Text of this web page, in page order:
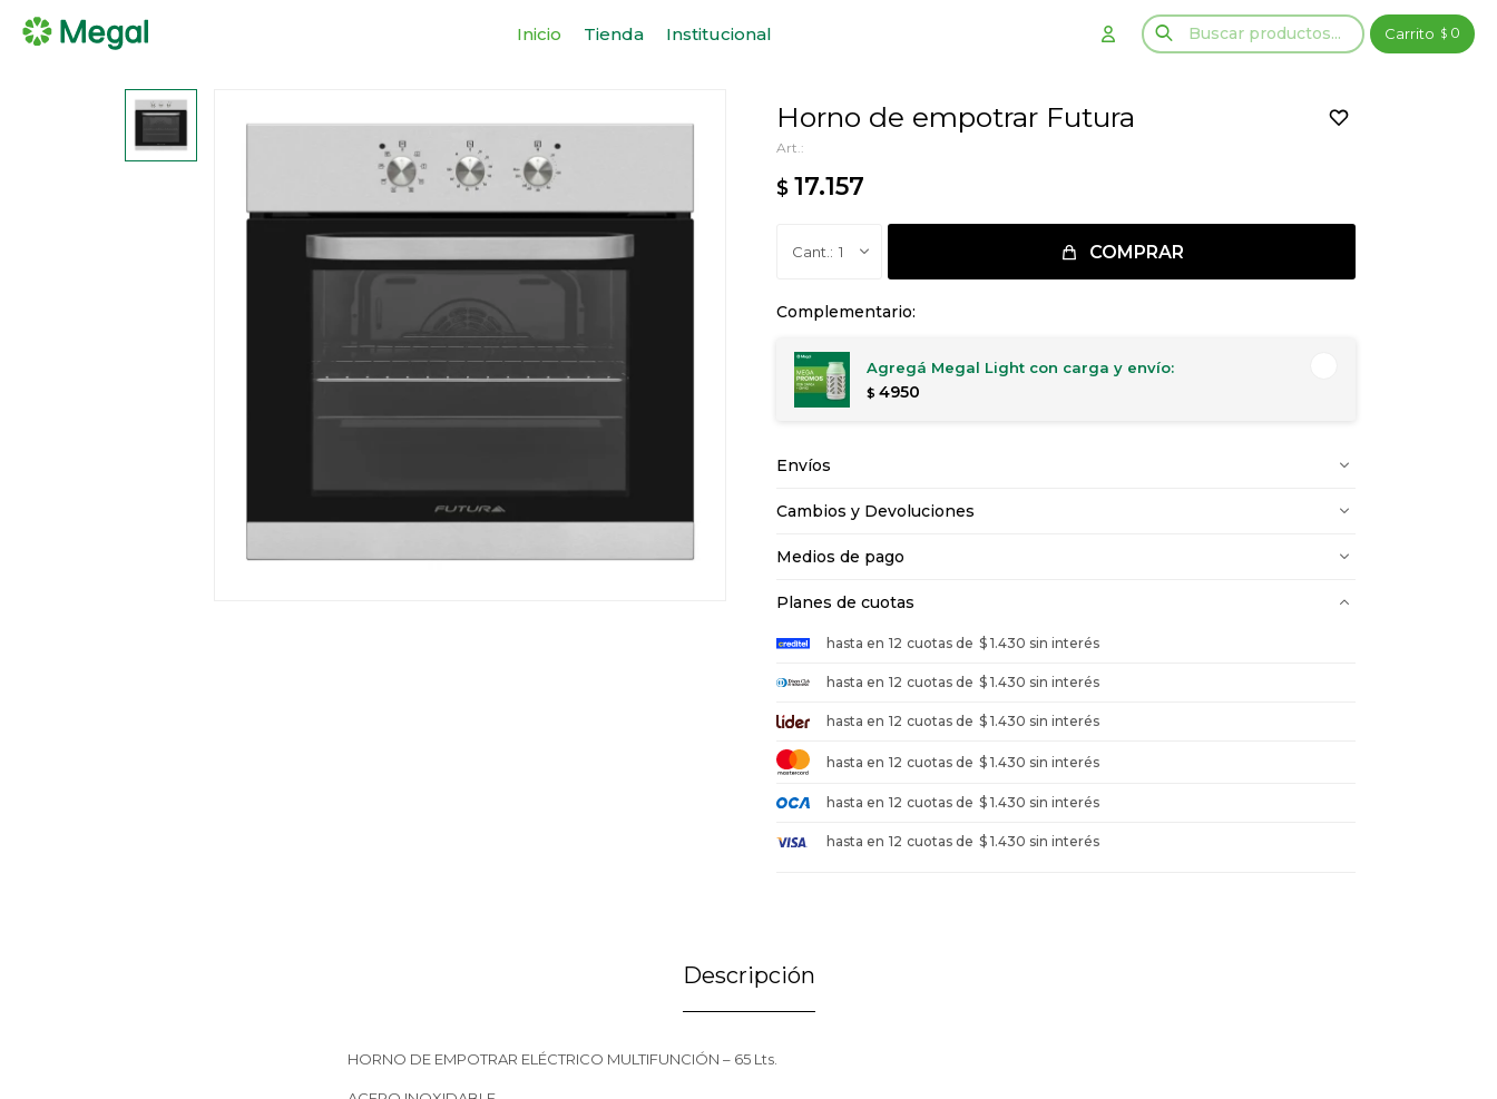
Inicio Tienda Institucional $ 0
Horno de empotrar Futura
$ 17.157
1 COMPRAR
Complementario:
Agregá Megal Light con carga y envío:
$ 4950
Envíos
Cambios y Devoluciones
Medios de pago
Planes de cuotas
hasta en 12 cuotas de $ 1.430 sin interés
hasta en 12 cuotas de $ 1.430 sin interés
hasta en 12 cuotas de $ 1.430 sin interés
hasta en 12 cuotas de $ 1.430 sin interés
hasta en 12 cuotas de $ 1.430 sin interés
hasta en 12 cuotas de $ 1.430 sin interés
Descripción
HORNO DE EMPOTRAR ELÉCTRICO MULTIFUNCIÓN – 65 Lts.